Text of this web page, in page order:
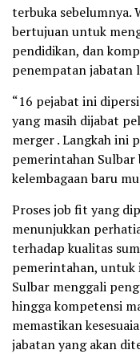
terbuka sebelumnya.
bertujuan untuk
pendidikan, dan
penempatan jabatan
“16 pejabat ini
yang masih dijabat
merger . Langkah ini
pemerintahan
kelembagaan baru
Proses job fit yang
menunjukkan
terhadap kualitas
pemerintahan, untuk
Sulbar menggali
hingga kompetensi
memastikan
jabatan yang akan